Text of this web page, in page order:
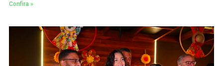
Confira »